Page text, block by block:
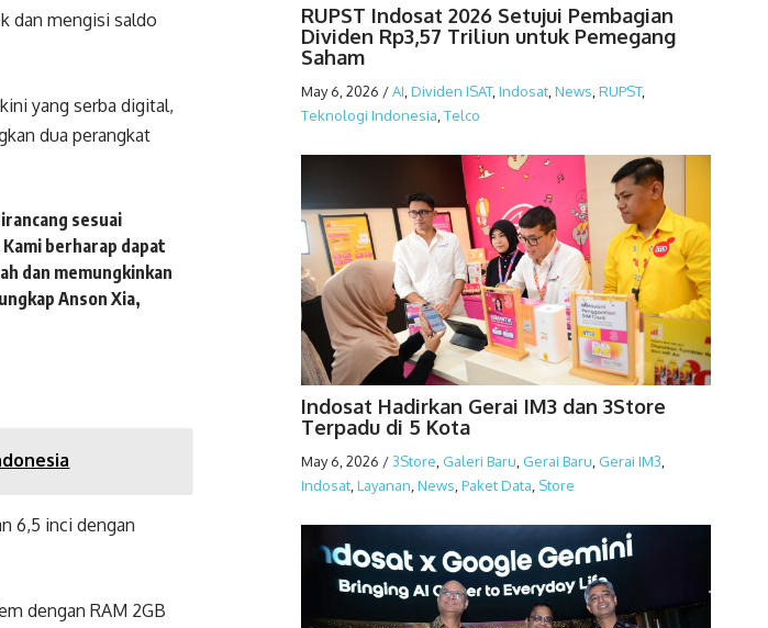
dan mengisi saldo
yang serba digital,
dua perangkat
sesuai
berharap dapat
dan memungkinkan
Anson Xia,
6,5 inci dengan
dengan RAM 2GB
RUPST Indosat 2026 Setujui Pembagian
Dividen Rp3,57 Triliun untuk Pemegang
Saham
May 6, 2026 /AI Dividen ISAT, Indosat, News RUPST,
Teknologi Indonesia Telco
Indosat Hadirkan Gerai IM3 dan 3Store
Terpadu di 5 Kota
May 6, 2026 /3Store Galeri Baru Gerai Baru Gerai IM3
Indosat, Layanan News Paket Data Store